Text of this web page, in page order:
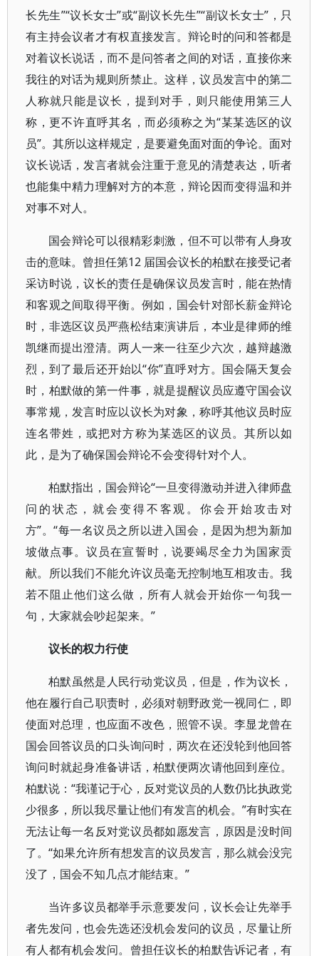
长先生”“议长女士”或“副议长先生”“副议长女士”，只
有主持会议者才有权直接发言。辩论时的问和答都是
对着议长说话，而不是问答者之间的对话，直接你来
我往的对话为规则所禁止。这样，议员发言中的第二
人称就只能是议长，提到对手，则只能使用第三人
称，更不许直呼其名，而必须称之为“某某选区的议
员”。其所以这样规定，是要避免面对面的争论。面对
议长说话，发言者就会注重于意见的清楚表达，听者
也能集中精力理解对方的本意，辩论因而变得温和并
对事不对人。
国会辩论可以很精彩刺激，但不可以带有人身攻
击的意味。曾担任第12 届国会议长的柏默在接受记者
采访时说，议长的责任是确保议员发言时，能在热情
和客观之间取得平衡。例如，国会针对部长薪金辩论
时，非选区议员严燕松结束演讲后，本业是律师的维
凯继而提出澄清。两人一来一往至少六次，越辩越激
烈，到了最后还开始以“你”直呼对方。国会隔天复会
时，柏默做的第一件事，就是提醒议员应遵守国会议
事常规，发言时应以议长为对象，称呼其他议员时应
连名带姓，或把对方称为某选区的议员。其所以如
此，是为了确保国会辩论不会变得针对个人。
柏默指出，国会辩论“一旦变得激动并进入律师盘
问的状态，就会变得不客观。你会开始攻击对
方”。“每一名议员之所以进入国会，是因为想为新加
坡做点事。议员在宣誓时，说要竭尽全力为国家贡
献。所以我们不能允许议员毫无控制地互相攻击。我
若不阻止他们这么做，所有人就会开始你一句我一
句，大家就会吵起架来。”
议长的权力行使
柏默虽然是人民行动党议员，但是，作为议长，
他在履行自己职责时，必须对朝野政党一视同仁，即
使面对总理，也应面不改色，照管不误。李显龙曾在
国会回答议员的口头询问时，两次在还没轮到他回答
询问时就起身准备讲话，柏默便两次请他回到座位。
柏默说：“我谨记于心，反对党议员的人数仍比执政党
少很多，所以我尽量让他们有发言的机会。”有时实在
无法让每一名反对党议员都如愿发言，原因是没时间
了。“如果允许所有想发言的议员发言，那么就会没完
没了，国会不知几点才能结束。”
当许多议员都举手示意要发问，议长会让先举手
者先发问，也会先选还没机会发问的议员，尽量让所
有人都有机会发问。曾担任议长的柏默告诉记者，有